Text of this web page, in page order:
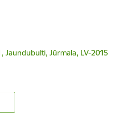
Jaundubulti, Jūrmala, LV-2015